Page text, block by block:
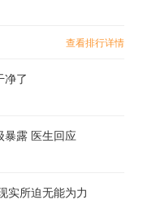
查看排行详情
净了
暴露 医生回应
实所迫无能为力